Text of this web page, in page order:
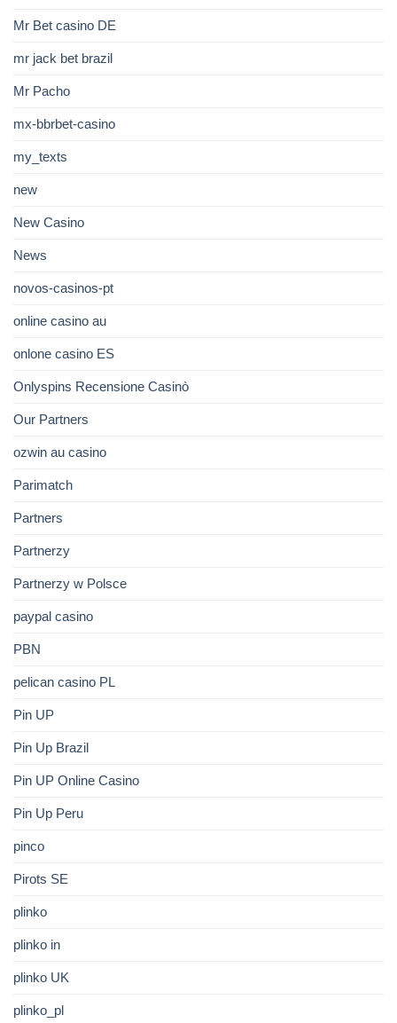
Mr Bet casino DE
mr jack bet brazil
Mr Pacho
mx-bbrbet-casino
my_texts
new
New Casino
News
novos-casinos-pt
online casino au
onlone casino ES
Onlyspins Recensione Casinò
Our Partners
ozwin au casino
Parimatch
Partners
Partnerzy
Partnerzy w Polsce
paypal casino
PBN
pelican casino PL
Pin UP
Pin Up Brazil
Pin UP Online Casino
Pin Up Peru
pinco
Pirots SE
plinko
plinko in
plinko UK
plinko_pl